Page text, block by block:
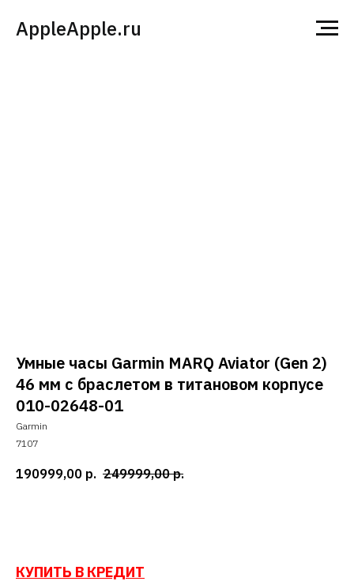
AppleApple.ru
Умные часы Garmin MARQ Aviator (Gen 2)
46 мм с браслетом в титановом корпусе
010-02648-01
Garmin
7107
190999,00 р. 249999,00 р.
КУПИТЬ В КРЕДИТ